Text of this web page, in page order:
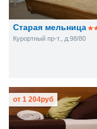
Старая мельница
Курортный пр-т., д.98/80
от 1 204руб